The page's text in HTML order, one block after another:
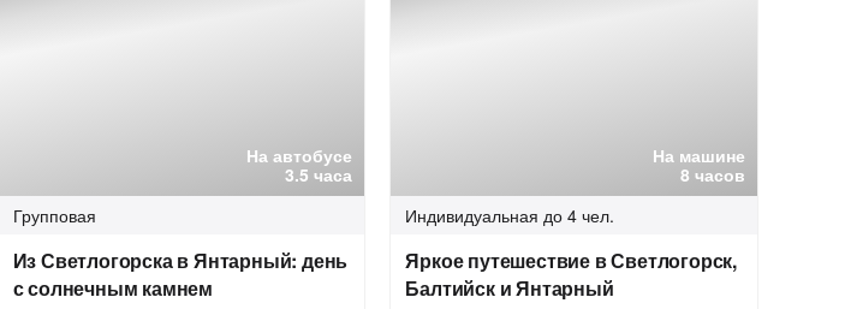
На автобусе
3.5 часа
Групповая
Из Светлогорска в Янтарный: день
с солнечным камнем
На машине
8 часов
Индивидуальная до 4 чел.
Яркое путешествие в Светлогорск,
Балтийск и Янтарный